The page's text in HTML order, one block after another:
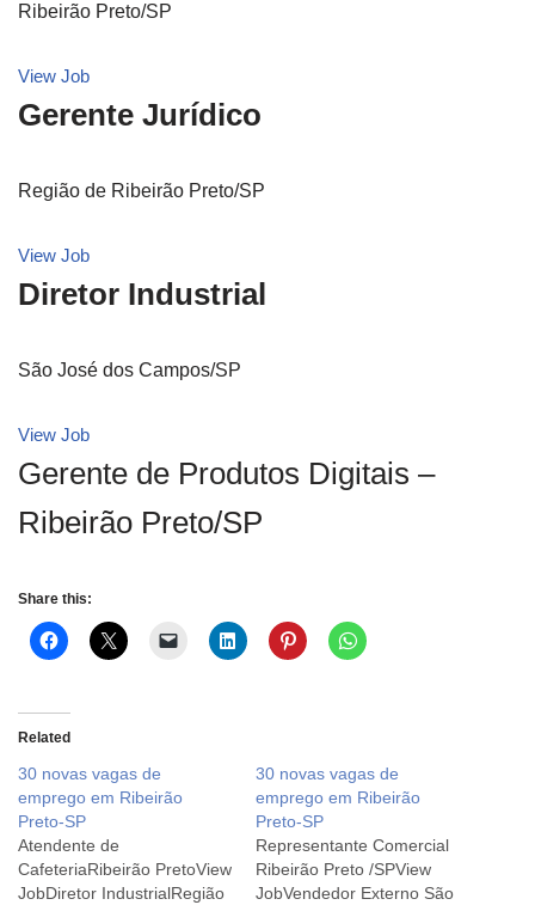
Ribeirão Preto/SP
View Job
Gerente Jurídico
Região de Ribeirão Preto/SP
View Job
Diretor Industrial
São José dos Campos/SP
View Job
Gerente de Produtos Digitais –
Ribeirão Preto/SP
Share this:
Related
30 novas vagas de
emprego em Ribeirão
Preto-SP
Atendente de
CafeteriaRibeirão PretoView
JobDiretor IndustrialRegião
30 novas vagas de
emprego em Ribeirão
Preto-SP
Representante Comercial
Ribeirão Preto /SPView
JobVendedor Externo São